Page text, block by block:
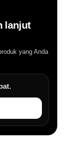
lanjut
yang Anda